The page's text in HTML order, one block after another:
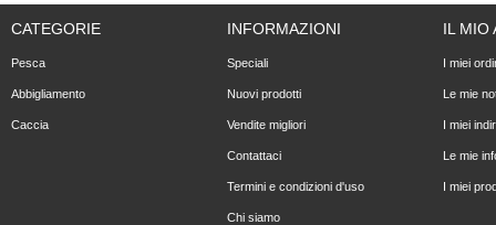
CATEGORIE
Pesca
Abbigliamento
Caccia
INFORMAZIONI
Speciali
Nuovi prodotti
Vendite migliori
Contattaci
Termini e condizioni d'uso
Chi siamo
IL MIO
I miei
Le mie
I miei
Le mie
I miei